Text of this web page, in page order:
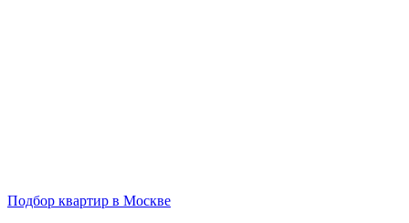
Подбор квартир в Москве